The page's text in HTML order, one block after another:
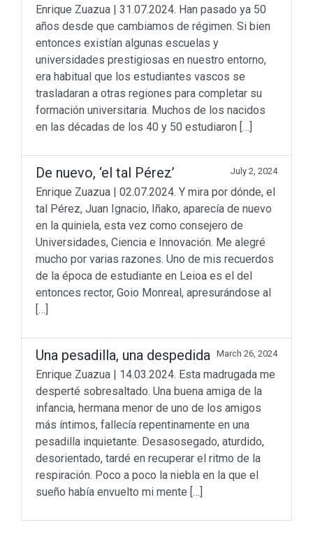
Enrique Zuazua | 31.07.2024. Han pasado ya 50
años desde que cambiamos de régimen. Si bien
entonces existían algunas escuelas y
universidades prestigiosas en nuestro entorno,
era habitual que los estudiantes vascos se
trasladaran a otras regiones para completar su
formación universitaria. Muchos de los nacidos
en las décadas de los 40 y 50 estudiaron […]
De nuevo, ‘el tal Pérez’ July 2, 2024
Enrique Zuazua | 02.07.2024. Y mira por dónde, el
tal Pérez, Juan Ignacio, Iñako, aparecía de nuevo
en la quiniela, esta vez como consejero de
Universidades, Ciencia e Innovación. Me alegré
mucho por varias razones. Uno de mis recuerdos
de la época de estudiante en Leioa es el del
entonces rector, Goio Monreal, apresurándose al
[…]
Una pesadilla, una despedida March 26, 2024
Enrique Zuazua | 14.03.2024. Esta madrugada me
desperté sobresaltado. Una buena amiga de la
infancia, hermana menor de uno de los amigos
más íntimos, fallecía repentinamente en una
pesadilla inquietante. Desasosegado, aturdido,
desorientado, tardé en recuperar el ritmo de la
respiración. Poco a poco la niebla en la que el
sueño había envuelto mi mente […]
Don’t miss out
Beyond Math (198)
lang-euskera(129)
Math in motion! (256)
Mediateka (135)